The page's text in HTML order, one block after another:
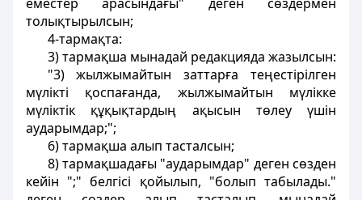
толықтырылсын;
4-тармақта:
3) тармақша мынадай редакцияда жазылсын:
"3) жылжымайтын заттарға теңестірілген
мүлікті қоспағанда, жылжымайтын мүлікке
мүліктік құқықтардың ақысын төлеу үшін
аударымдар;";
6) тармақша алып тасталсын;
8) тармақшадағы "аударымдар" деген сөзден
кейін ";" белгісі қойылып, "болып табылады."